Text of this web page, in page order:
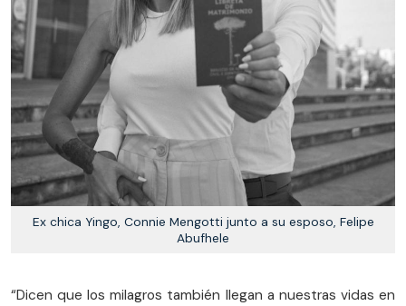
Ex chica Yingo, Connie Mengotti junto a su esposo, Felipe
Abufhele
“Dicen que los milagros también llegan a nuestras vidas en